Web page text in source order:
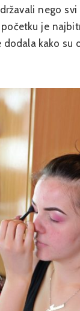
nego
je
dodala kako